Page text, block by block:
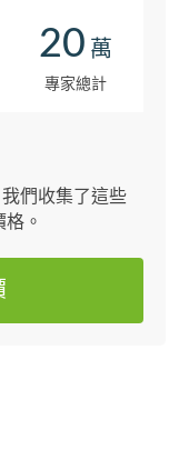
20 萬
專家總計
們收集了這些
。